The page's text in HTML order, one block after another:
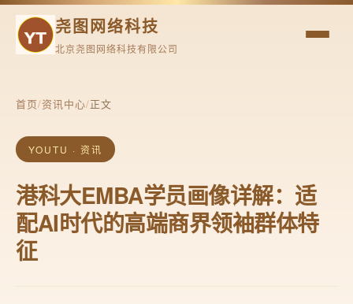
尧图网络科技
北京尧图网络科技有限公司
首页/资讯中心/正文
YOUTU · 资讯
港科大EMBA学员画像详解：适
配AI时代的高端商界领袖群体特
征